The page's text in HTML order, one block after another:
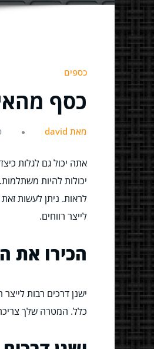
כספים
כסף
מאת david
אתה יכול גם לגלות
יכולות להיות
לראות. ניתן לעשות
לייצר רווחים.
הכירו את
ישנן דרכים רבות
כלל. המטרה שלך צריכה